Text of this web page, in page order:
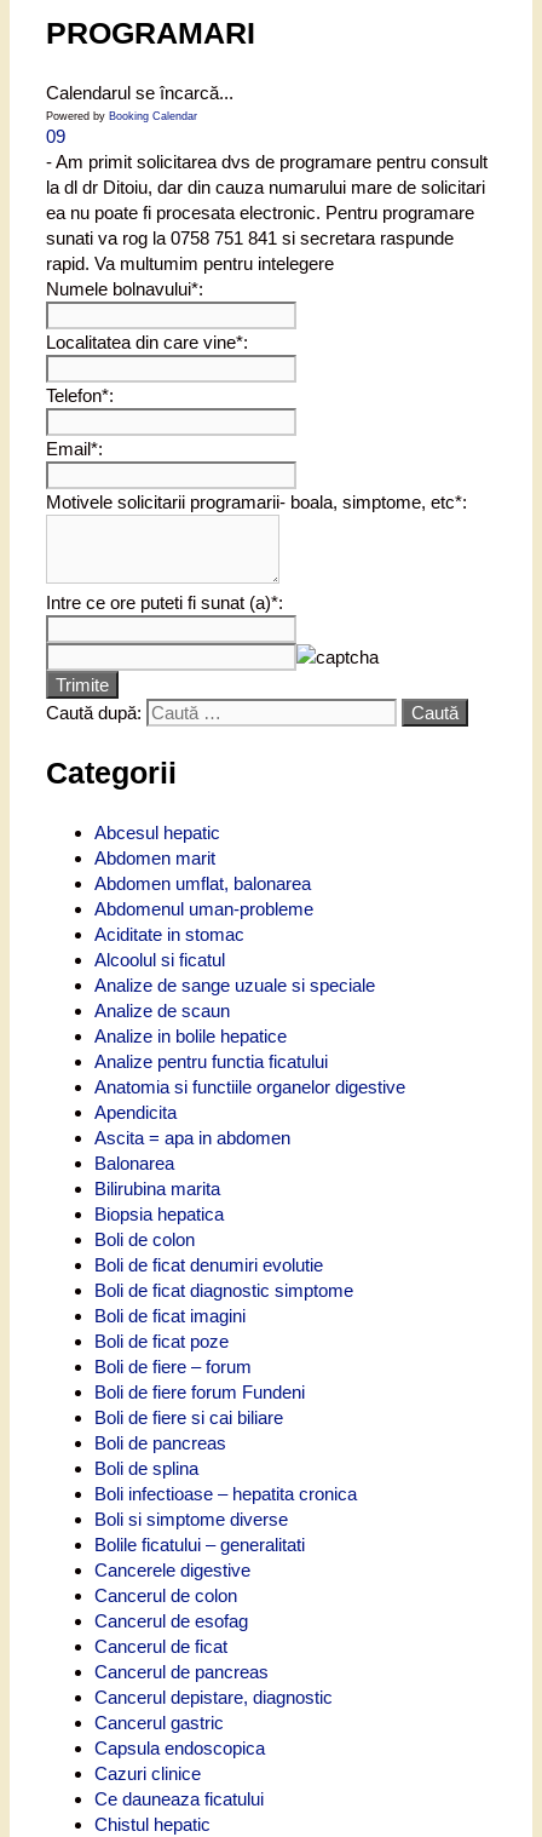
PROGRAMARI
Calendarul se încarcă...
Powered by Booking Calendar
09
- Am primit solicitarea dvs de programare pentru consult
la dl dr Ditoiu, dar din cauza numarului mare de solicitari
ea nu poate fi procesata electronic. Pentru programare
sunati va rog la 0758 751 841 si secretara raspunde
rapid. Va multumim pentru intelegere
Numele bolnavului*:
Localitatea din care vine*:
Telefon*:
Email*:
Motivele solicitarii programarii- boala, simptome, etc*:
Intre ce ore puteti fi sunat (a)*:
Trimite
Caută după:
Categorii
Abcesul hepatic
Abdomen marit
Abdomen umflat, balonarea
Abdomenul uman-probleme
Aciditate in stomac
Alcoolul si ficatul
Analize de sange uzuale si speciale
Analize de scaun
Analize in bolile hepatice
Analize pentru functia ficatului
Anatomia si functiile organelor digestive
Apendicita
Ascita = apa in abdomen
Balonarea
Bilirubina marita
Biopsia hepatica
Boli de colon
Boli de ficat denumiri evolutie
Boli de ficat diagnostic simptome
Boli de ficat imagini
Boli de ficat poze
Boli de fiere – forum
Boli de fiere forum Fundeni
Boli de fiere si cai biliare
Boli de pancreas
Boli de splina
Boli infectioase – hepatita cronica
Boli si simptome diverse
Bolile ficatului – generalitati
Cancerele digestive
Cancerul de colon
Cancerul de esofag
Cancerul de ficat
Cancerul de pancreas
Cancerul depistare, diagnostic
Cancerul gastric
Capsula endoscopica
Cazuri clinice
Ce dauneaza ficatului
Chistul hepatic